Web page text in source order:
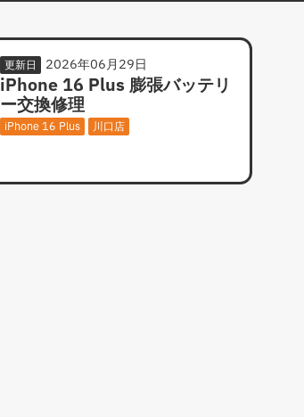
更新日 2026年06月29日
iPhone 16 Plus 膨張バッテリ
ー交換修理
iPhone 16 Plus 川口店